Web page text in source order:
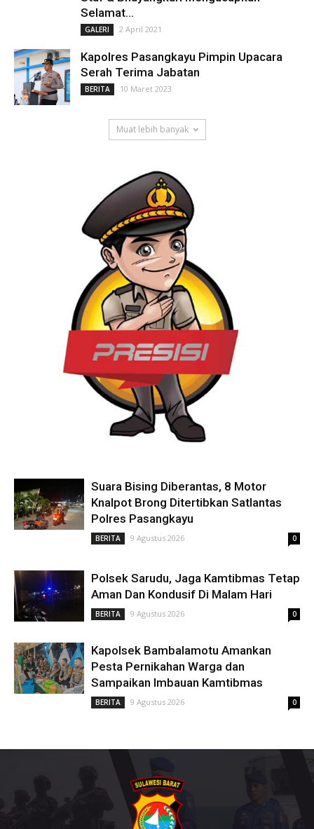
Selamat...
GALERI 2 April 2021
Kapolres Pasangkayu Pimpin Upacara
Serah Terima Jabatan
BERITA 10 Maret 2023
Muat lebih banyak
Suara Bising Diberantas, 8 Motor
Knalpot Brong Ditertibkan Satlantas
Polres Pasangkayu
BERITA 9 Agustus 2026 0
Polsek Sarudu, Jaga Kamtibmas Tetap
Aman Dan Kondusif Di Malam Hari
BERITA 9 Agustus 2026 0
Kapolsek Bambalamotu Amankan
Pesta Pernikahan Warga dan
Sampaikan Imbauan Kamtibmas
BERITA 9 Agustus 2026 0